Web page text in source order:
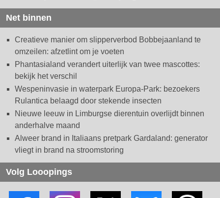
Net binnen
Creatieve manier om slipperverbod Bobbejaanland te
omzeilen: afzetlint om je voeten
Phantasialand verandert uiterlijk van twee mascottes:
bekijk het verschil
Wespeninvasie in waterpark Europa-Park: bezoekers
Rulantica belaagd door stekende insecten
Nieuwe leeuw in Limburgse dierentuin overlijdt binnen
anderhalve maand
Alweer brand in Italiaans pretpark Gardaland: generator
vliegt in brand na stroomstoring
Volg Looopings